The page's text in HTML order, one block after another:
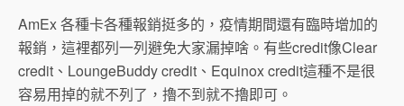
AmEx 各種卡各種報銷挺多的，疫情期間還有臨時增加的
報銷，這裡都列一列避免大家漏掉啥。有些credit像Clear
credit、LoungeBuddy credit、Equinox credit這種不是很
容易用掉的就不列了，擼不到就不擼即可。